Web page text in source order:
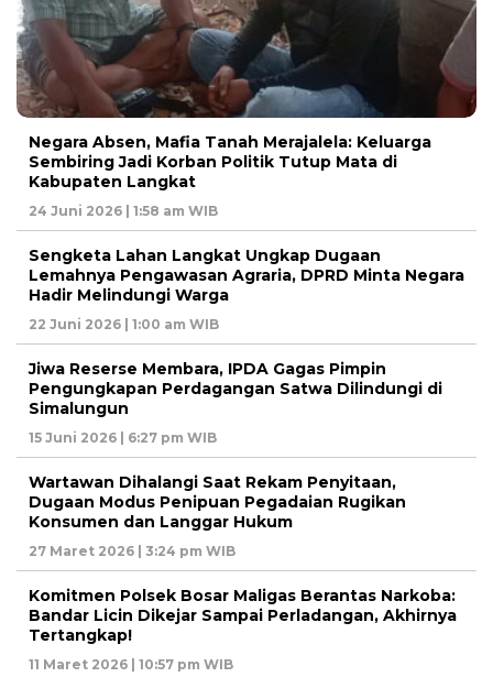
Negara Absen, Mafia Tanah Merajalela: Keluarga
Sembiring Jadi Korban Politik Tutup Mata di
Kabupaten Langkat
24 Juni 2026 | 1:58 am WIB
Sengketa Lahan Langkat Ungkap Dugaan
Lemahnya Pengawasan Agraria, DPRD Minta Negara
Hadir Melindungi Warga
22 Juni 2026 | 1:00 am WIB
Jiwa Reserse Membara, IPDA Gagas Pimpin
Pengungkapan Perdagangan Satwa Dilindungi di
Simalungun
15 Juni 2026 | 6:27 pm WIB
Wartawan Dihalangi Saat Rekam Penyitaan,
Dugaan Modus Penipuan Pegadaian Rugikan
Konsumen dan Langgar Hukum
27 Maret 2026 | 3:24 pm WIB
Komitmen Polsek Bosar Maligas Berantas Narkoba:
Bandar Licin Dikejar Sampai Perladangan, Akhirnya
Tertangkap!
11 Maret 2026 | 10:57 pm WIB